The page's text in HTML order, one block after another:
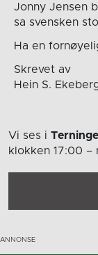
Jonny Jensen
sa svensken
Ha en
Skrevet av
Hein S.
Vi ses i
klokken 17:00 –